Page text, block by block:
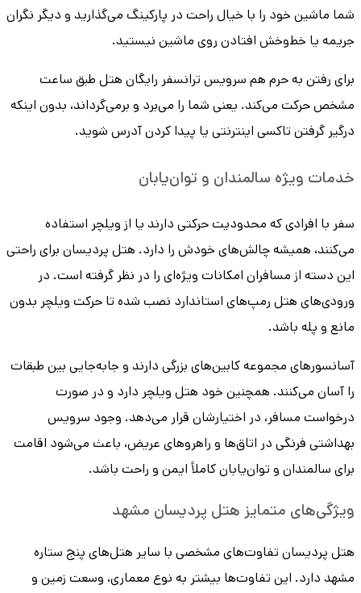
شما ماشین خود را با خیال راحت در پارکینگ می‌گذارید و دیگر نگران
جریمه یا خط‌وخش افتادن روی ماشین نیستید.
برای رفتن به حرم هم سرویس ترانسفر رایگان هتل طبق ساعت
مشخص حرکت می‌کند. یعنی شما را می‌برد و برمی‌گرداند، بدون اینکه
درگیر گرفتن تاکسی اینترنتی یا پیدا کردن آدرس شوید.
خدمات ویژه سالمندان و توان‌یابان
سفر با افرادی که محدودیت حرکتی دارند یا از ویلچر استفاده
می‌کنند، همیشه چالش‌های خودش را دارد. هتل پردیسان برای راحتی
این دسته از مسافران امکانات ویژه‌ای را در نظر گرفته است. در
ورودی‌های هتل رمپ‌های استاندارد نصب شده تا حرکت ویلچر بدون
مانع و پله باشد.
آسانسورهای مجموعه کابین‌های بزرگی دارند و جابه‌جایی بین طبقات
را آسان می‌کنند. همچنین خود هتل ویلچر دارد و در صورت
درخواست مسافر، در اختیارشان قرار می‌دهد. وجود سرویس
بهداشتی فرنگی در اتاق‌ها و راهروهای عریض، باعث می‌شود اقامت
برای سالمندان و توان‌یابان کاملاً ایمن و راحت باشد.
ویژگی‌های متمایز هتل پردیسان مشهد
هتل پردیسان تفاوت‌های مشخصی با سایر هتل‌های پنج ‌ستاره
مشهد دارد. این تفاوت‌ها بیشتر به نوع معماری، وسعت زمین و